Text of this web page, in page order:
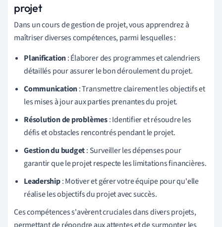
projet
Dans un cours de gestion de projet, vous apprendrez à
maîtriser diverses compétences, parmi lesquelles :
Planification: Élaborer des programmes et calendriers
détaillés pour assurer le bon déroulement du projet.
Communication: Transmettre clairement les objectifs et
les mises à jour aux parties prenantes du projet.
Résolution de problèmes: Identifier et résoudre les
défis et obstacles rencontrés pendant le projet.
Gestion du budget: Surveiller les dépenses pour
garantir que le projet respecte les limitations financières.
Leadership: Motiver et gérer votre équipe pour qu'elle
réalise les objectifs du projet avec succès.
Ces compétences s'avèrent cruciales dans divers projets,
permettant de répondre aux attentes et de surmonter les